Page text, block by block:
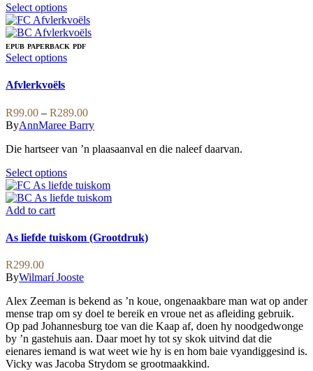
Select optionsThis
product
has
multiple
variants.
be
chosen
on
the
product
page
EPUB PAPERBACK PDF
Select optionsThis
variants.
The
options
may
chosen
on
the
Afvlerkvoëls
R99.00 – R289.00Price
range:
through
ByAnnMaree Barry
Die hartseer van ’n plaasaanval en die naleef daarvan.
Select optionsThis
product
has
The
options
chosen
on
the
product
page
Add to cart
As liefde tuiskom (Grootdruk)
R299.00
ByWilmarí Jooste
Alex Zeeman is bekend as ’n koue, ongenaakbare man wat op ander
mense trap om sy doel te bereik en vroue net as afleiding gebruik.
Op pad Johannesburg toe van die Kaap af, doen hy noodgedwonge
by ’n gastehuis aan. Daar moet hy tot sy skok uitvind dat die
eienares iemand is wat weet wie hy is en hom baie vyandiggesind is.
Vicky was Jacoba Strydom se grootmaakkind.